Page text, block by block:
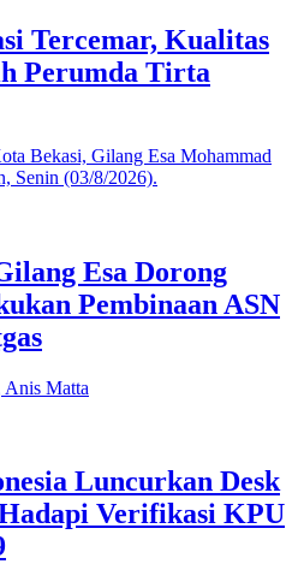
Tercemar, Kualitas
Perumda Tirta
Esa Dorong
Pembinaan ASN
Luncurkan Desk
Verifikasi KPU